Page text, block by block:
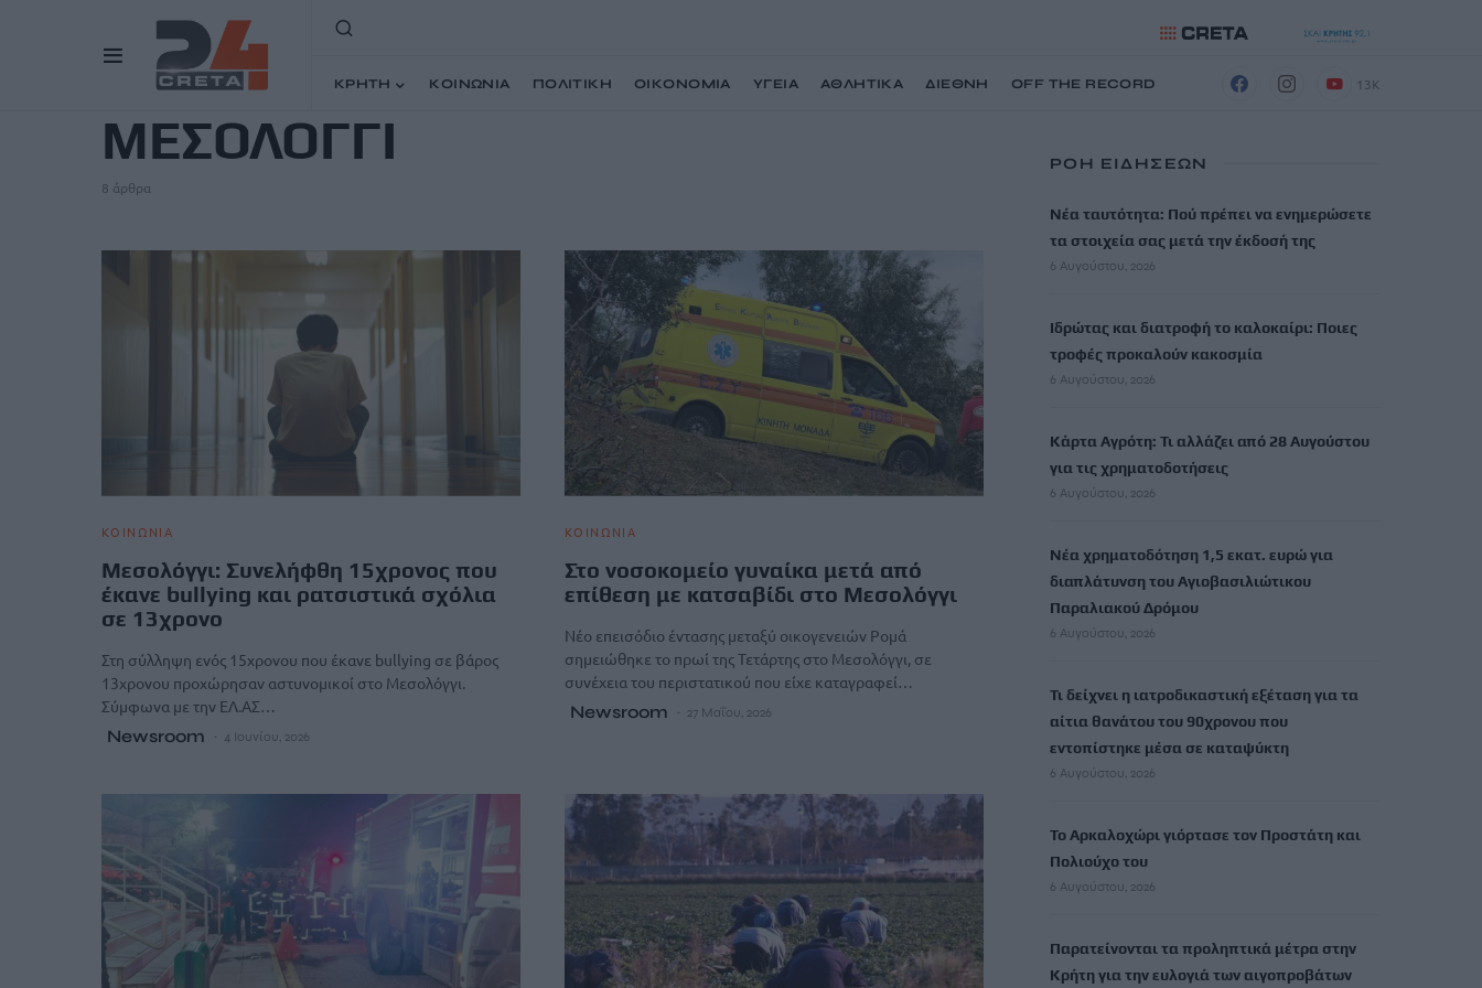
ΚΡΗΤΗ ΚΟΙΝΩΝΙΑ ΠΟΛΙΤΙΚΗ ΟΙΚΟΝΟΜΙΑ ΥΓΕΙΑ ΑΘΛΗΤΙΚΑ ΔΙΕΘΝΗ OFF THE RECORD 13K
ΜΕΣΟΛΟΓΓΙ
8 άρθρα
ΚΟΙΝΩΝΙΑ
Μεσολόγγι: Συνελήφθη 15χρονος που
έκανε bullying και ρατσιστικά σχόλια
σε 13χρονο
Στη σύλληψη ενός 15χρονου που έκανε bullying σε βάρος
13χρονου προχώρησαν αστυνομικοί στο Μεσολόγγι.
Σύμφωνα με την ΕΛ.ΑΣ…
Newsroom 4 Ιουνίου, 2026
ΚΟΙΝΩΝΙΑ
Στο νοσοκομείο γυναίκα μετά από
επίθεση με κατσαβίδι στο Μεσολόγγι
Νέο επεισόδιο έντασης μεταξύ οικογενειών Ρομά
σημειώθηκε το πρωί της Τετάρτης στο Μεσολόγγι, σε
συνέχεια του περιστατικού που είχε καταγραφεί…
Newsroom 27 Μαΐου, 2026
ΡΟΗ ΕΙΔΗΣΕΩΝ
Νέα ταυτότητα: Πού πρέπει να ενημερώσετε
τα στοιχεία σας μετά την έκδοσή της
6 Αυγούστου, 2026
Ιδρώτας και διατροφή το καλοκαίρι: Ποιες
τροφές προκαλούν κακοσμία
6 Αυγούστου, 2026
Κάρτα Αγρότη: Τι αλλάζει από 28 Αυγούστου
για τις χρηματοδοτήσεις
6 Αυγούστου, 2026
Νέα χρηματοδότηση 1,5 εκατ. ευρώ για
διαπλάτυνση του Αγιοβασιλιώτικου
Παραλιακού Δρόμου
6 Αυγούστου, 2026
Τι δείχνει η ιατροδικαστική εξέταση για τα
αίτια θανάτου του 90χρονου που
εντοπίστηκε μέσα σε καταψύκτη
6 Αυγούστου, 2026
Το Αρκαλοχώρι γιόρτασε τον Προστάτη και
Πολιούχο του
6 Αυγούστου, 2026
Παρατείνονται τα προληπτικά μέτρα στην
Κρήτη για την ευλογιά των αιγοπροβάτων